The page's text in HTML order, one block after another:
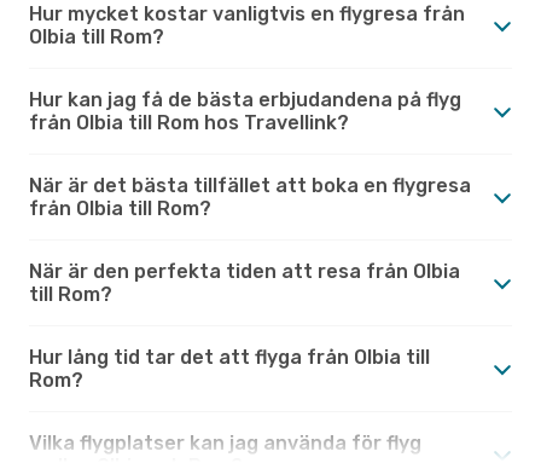
Hur mycket kostar vanligtvis en flygresa från
Olbia till Rom?
Hur kan jag få de bästa erbjudandena på flyg
från Olbia till Rom hos Travellink?
När är det bästa tillfället att boka en flygresa
från Olbia till Rom?
När är den perfekta tiden att resa från Olbia
till Rom?
Hur lång tid tar det att flyga från Olbia till
Rom?
Vilka flygplatser kan jag använda för flyg